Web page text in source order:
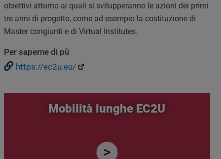
obiettivi attorno ai quali si svilupperanno le azioni dei primi
tre anni di progetto, come ad esempio la costituzione di
Master congiunti e di Virtual Institutes.
Per saperne di pù
https://ec2u.eu/
Mobilità lunghe EC2U